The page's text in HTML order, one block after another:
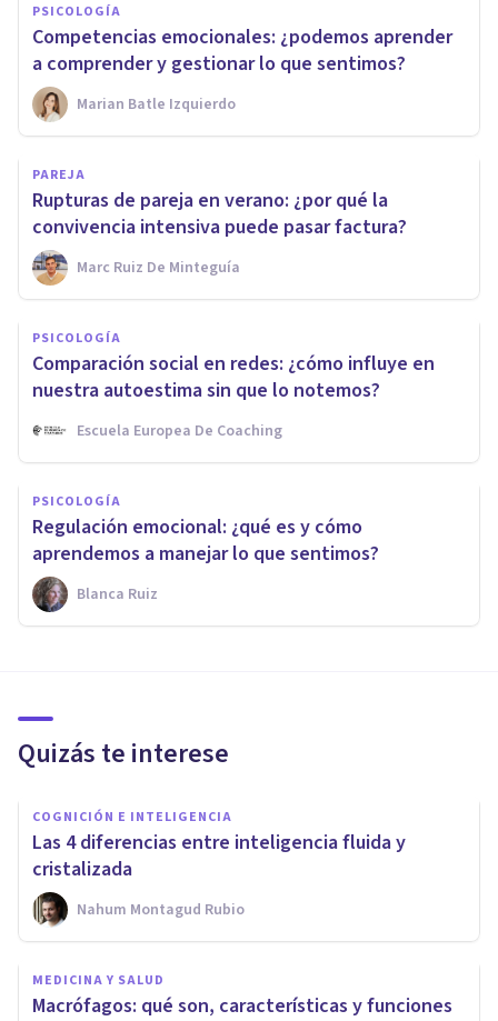
PSICOLOGÍA
Competencias emocionales: ¿podemos aprender
a comprender y gestionar lo que sentimos?
Marian Batle Izquierdo
PAREJA
Rupturas de pareja en verano: ¿por qué la
convivencia intensiva puede pasar factura?
Marc Ruiz De Minteguía
PSICOLOGÍA
Comparación social en redes: ¿cómo influye en
nuestra autoestima sin que lo notemos?
Escuela Europea De Coaching
PSICOLOGÍA
Regulación emocional: ¿qué es y cómo
aprendemos a manejar lo que sentimos?
Blanca Ruiz
Quizás te interese
COGNICIÓN E INTELIGENCIA
Las 4 diferencias entre inteligencia fluida y
cristalizada
Nahum Montagud Rubio
MEDICINA Y SALUD
Macrófagos: qué son, características y funciones